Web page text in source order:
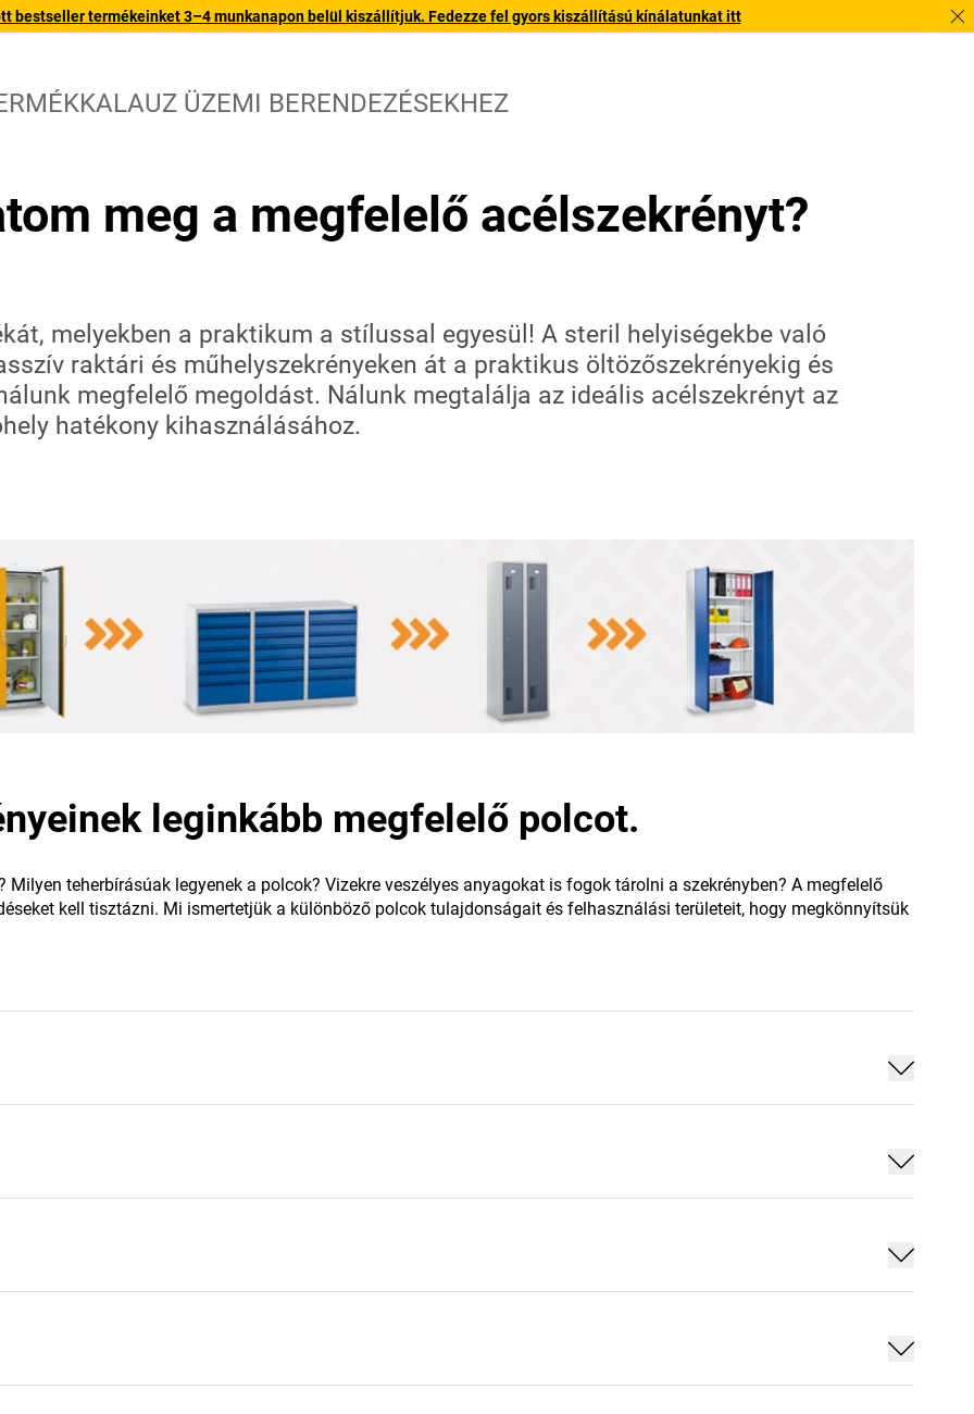
bestseller termékeinket 3–4 munkanapon belül kiszállítjuk. Fedezze fel gyors kiszállítású kínálatunkat itt
ÜZEMI BERENDEZÉSEKHEZ
meg a megfelelő acélszekrényt?
melyekben a praktikum a stílussal egyesül! A steril helyiségekbe való
raktári és műhelyszekrényeken át a praktikus öltözőszekrényekig és
megfelelő megoldást. Nálunk megtalálja az ideális acélszekrényt az
hatékony kihasználásához.
leginkább megfelelő polcot.
teherbírásúak legyenek a polcok? Vizekre veszélyes anyagokat is fogok tárolni a szekrényben? A megfelelő
kell tisztázni. Mi ismertetjük a különböző polcok tulajdonságait és felhasználási területeit, hogy megkönnyítsük